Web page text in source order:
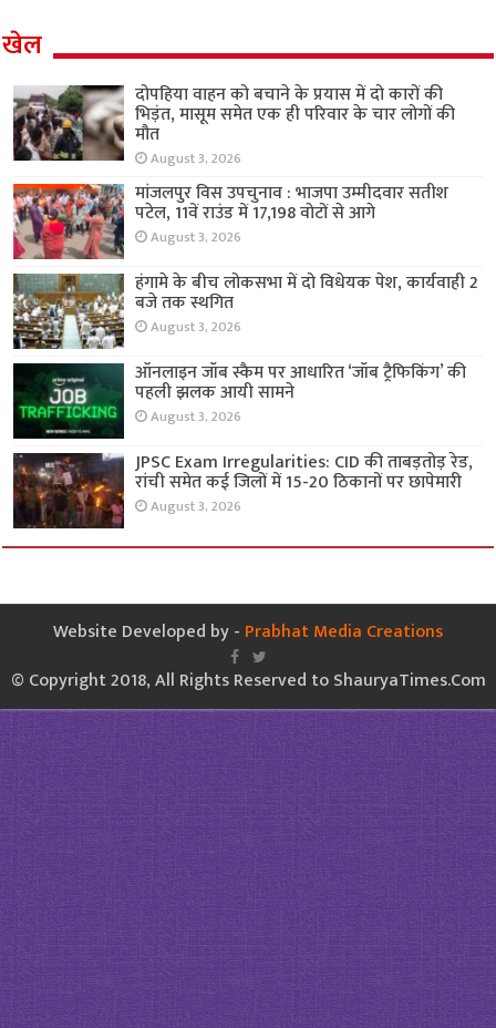
खेल
दोपहिया वाहन को बचाने के प्रयास में दो कारों की
भिड़ंत, मासूम समेत एक ही परिवार के चार लोगों की
मौत
August 3, 2026
मांजलपुर विस उपचुनाव : भाजपा उम्मीदवार सतीश
पटेल, 11वें राउंड में 17,198 वोटों से आगे
August 3, 2026
हंगामे के बीच लोकसभा में दो विधेयक पेश, कार्यवाही 2
बजे तक स्थगित
August 3, 2026
ऑनलाइन जॉब स्कैम पर आधारित ‘जॉब ट्रैफिकिंग’ की
पहली झलक आयी सामने
August 3, 2026
JPSC Exam Irregularities: CID की ताबड़तोड़ रेड,
रांची समेत कई जिलों में 15-20 ठिकानों पर छापेमारी
August 3, 2026
Website Developed by - Prabhat Media Creations
© Copyright 2018, All Rights Reserved to ShauryaTimes.Com